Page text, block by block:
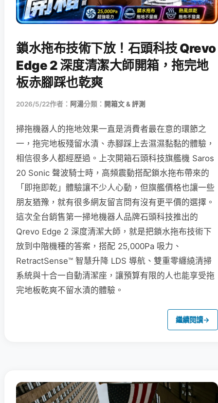
鎖水拖布技術下放！石頭科技 Qrevo
Edge 2 深度清潔大師開箱，拖完地
板赤腳踩也乾爽
2026/5/22作者： 阿湯分類： 開箱文 & 評測
掃拖機器人的拖地效果一直是消費者最在意的環節之
一，拖完地板殘留水漬、赤腳踩上去濕濕黏黏的體驗，
相信很多人都經歷過。上次開箱石頭科技旗艦機 Saros
20 Sonic 聲波騎士時，高頻震動搭配鎖水拖布帶來的
「即拖即乾」體驗讓不少人心動，但旗艦價格也讓一些
朋友猶豫，就有很多網友留言問有沒有更平價的選擇。
這次全台銷售第一掃地機器人品牌石頭科技推出的
Qrevo Edge 2 深度清潔大師，就是把鎖水拖布技術下
放到中階機種的答案，搭配 25,000Pa 吸力、
RetractSense™ 智慧升降 LDS 導航、雙重零纏繞清掃
系統與十合一自動清潔座，讓預算有限的人也能享受拖
完地板乾爽不留水漬的體驗。
繼續閱讀→